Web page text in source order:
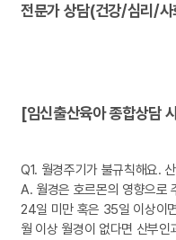
전문가 상담(건강/심리/
[임신출산육아 종합상담
Q1. 월경주기가 불규칙해요.
A. 월경은 호르몬의 영향으로
24일 미만 혹은 35일 이상이
월 이상 월경이 없다면 산부인